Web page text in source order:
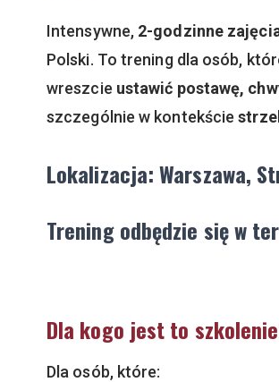
Intensywne, 2-godzinne
Polski. To trening dla osób,
wreszcie ustawić postawę,
szczególnie w kontekście
Lokalizacja: Warszawa,
Trening odbędzie się w
Dla kogo jest to
Dla osób, które: